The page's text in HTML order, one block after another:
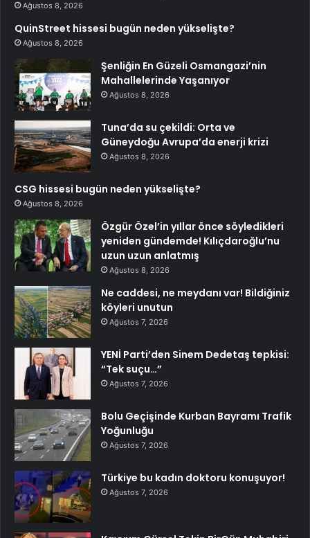
Ağustos 8, 2026
QuinStreet hissesi bugün neden yükselişte?
Ağustos 8, 2026
Şenliğin En Güzeli Osmangazi’nin
Mahallelerinde Yaşanıyor
Ağustos 8, 2026
Tuna’da su çekildi: Orta ve
Güneydoğu Avrupa’da enerji krizi
Ağustos 8, 2026
CSG hissesi bugün neden yükselişte?
Ağustos 8, 2026
Özgür Özel’in yıllar önce söyledikleri
yeniden gündemde! Kılıçdaroğlu’nu
uzun uzun anlatmış
Ağustos 8, 2026
Ne caddesi, ne meydanı var! Bildiğiniz
köyleri unutun
Ağustos 7, 2026
YENİ Parti’den Sinem Dedetaş tepkisi:
“Tek suçu…”
Ağustos 7, 2026
Bolu Geçişinde Kurban Bayramı Trafik
Yoğunluğu
Ağustos 7, 2026
Türkiye bu kadın doktoru konuşuyor!
Ağustos 7, 2026